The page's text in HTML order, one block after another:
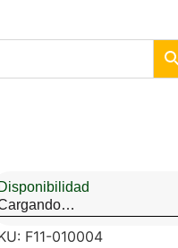
Disponibilidad
F11-010004